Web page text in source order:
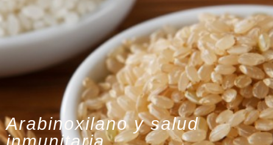
Arabinoxilano y salud